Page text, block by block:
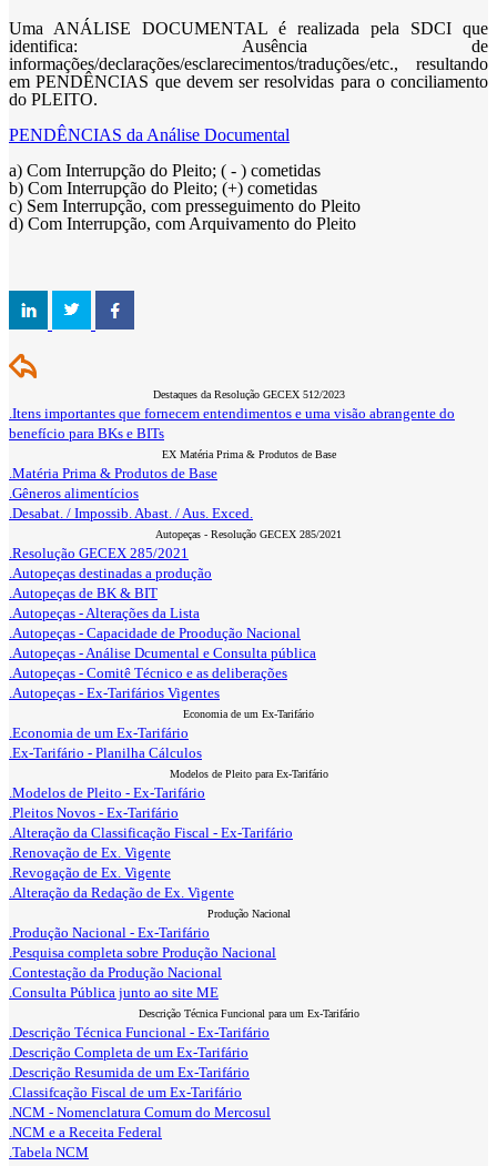
Uma ANÁLISE DOCUMENTAL é realizada pela SDCI que
identifica: Ausência de
informações/declarações/esclarecimentos/traduções/etc., resultando
em PENDÊNCIAS que devem ser resolvidas para o conciliamento
do PLEITO.
PENDÊNCIAS da Análise Documental
a) Com Interrupção do Pleito; ( - ) cometidas
b) Com Interrupção do Pleito; (+) cometidas
c) Sem Interrupção, com presseguimento do Pleito
d) Com Interrupção, com Arquivamento do Pleito
Destaques da Resolução GECEX 512/2023
.Itens importantes que fornecem entendimentos e uma visão abrangente do
benefício para BKs e BITs
EX Matéria Prima & Produtos de Base
.Matéria Prima & Produtos de Base
.Gêneros alimentícios
.Desabat. / Impossib. Abast. / Aus. Exced.
Autopeças - Resolução GECEX 285/2021
.Resolução GECEX 285/2021
.Autopeças destinadas a produção
.Autopeças de BK & BIT
.Autopeças - Alterações da Lista
.Autopeças - Capacidade de Proodução Nacional
.Autopeças - Análise Dcumental e Consulta pública
.Autopeças - Comitê Técnico e as deliberações
.Autopeças - Ex-Tarifários Vigentes
Economia de um Ex-Tarifário
.Economia de um Ex-Tarifário
.Ex-Tarifário - Planilha Cálculos
Modelos de Pleito para Ex-Tarifário
.Modelos de Pleito - Ex-Tarifário
.Pleitos Novos - Ex-Tarifário
.Alteração da Classificação Fiscal - Ex-Tarifário
.Renovação de Ex. Vigente
.Revogação de Ex. Vigente
.Alteração da Redação de Ex. Vigente
Produção Nacional
.Produção Nacional - Ex-Tarifário
.Pesquisa completa sobre Produção Nacional
.Contestação da Produção Nacional
.Consulta Pública junto ao site ME
Descrição Técnica Funcional para um Ex-Tarifário
.Descrição Técnica Funcional - Ex-Tarifário
.Descrição Completa de um Ex-Tarifário
.Descrição Resumida de um Ex-Tarifário
.Classifcação Fiscal de um Ex-Tarifário
.NCM - Nomenclatura Comum do Mercosul
.NCM e a Receita Federal
.Tabela NCM